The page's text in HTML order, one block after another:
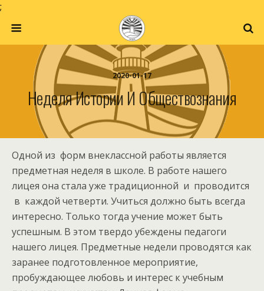
;
2020-01-17
Неделя Истории И Обществознания
Одной из форм внеклассной работы является
предметная неделя в школе. В работе нашего
лицея она стала уже традиционной и проводится
в каждой четверти. Учиться должно быть всегда
интересно. Только тогда учение может быть
успешным. В этом твердо убеждены педагоги
нашего лицея. Предметные недели проводятся как
заранее подготовленное мероприятие,
пробуждающее любовь и интерес к учебным